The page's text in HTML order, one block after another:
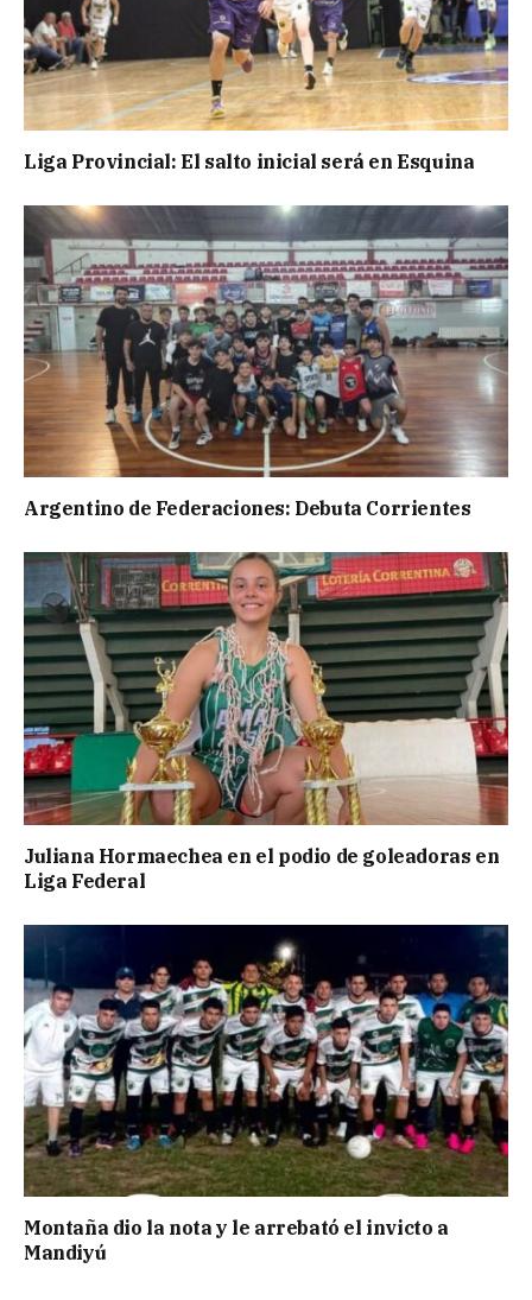
Liga Provincial: El salto inicial será en Esquina
Argentino de Federaciones: Debuta Corrientes
Juliana Hormaechea en el podio de goleadoras en
Liga Federal
Montaña dio la nota y le arrebató el invicto a
Mandiyú